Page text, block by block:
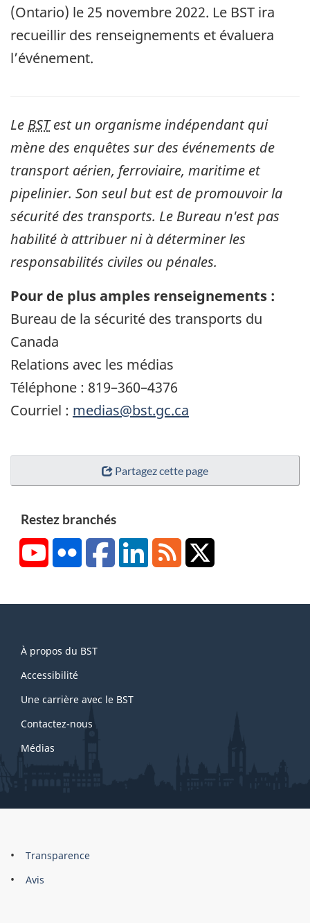
(Ontario) le 25 novembre 2022. Le BST ira
recueillir des renseignements et évaluera
l’événement.
Le BSTest un organisme indépendant qui
mène des enquêtes sur des événements de
transport aérien, ferroviaire, maritime et
pipelinier. Son seul but est de promouvoir la
sécurité des transports. Le Bureau n'est pas
habilité à attribuer ni à déterminer les
responsabilités civiles ou pénales.
Pour de plus amples renseignements :
Bureau de la sécurité des transports du
Canada
Relations avec les médias
Téléphone : 819–360–4376
Courriel : medias@bst.gc.ca
Partagez cette page
Restez branchés
YouTubeFlickr FacebookLinkedInRSS
this
site
À propos du BST
Accessibilité
Une carrière avec le BST
Contactez-nous
Médias
About
this
Brand
Transparence
Avis